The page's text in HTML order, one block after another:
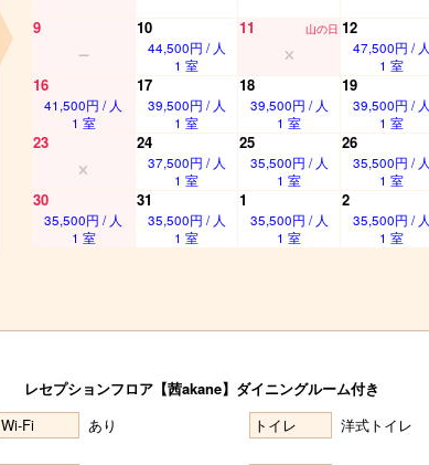
9
10
44,500円 / 人
1 室
11 山の日 12
47,500円 / 人
1 室
16
41,500円 / 人
1 室
17
39,500円 / 人
1 室
18
39,500円 / 人
1 室
19
39,500円 / 人
1 室
23 24
37,500円 / 人
1 室
25
35,500円 / 人
1 室
26
35,500円 / 人
1 室
30
35,500円 / 人
1 室
31
35,500円 / 人
1 室
1
35,500円 / 人
1 室
2
35,500円 / 人
1 室
レセプションフロア【茜akane】ダイニングルーム付き
Wi-Fi
あり トイレ 洋式トイレ